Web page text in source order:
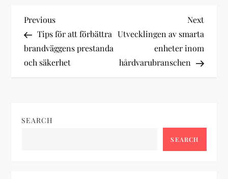
P
o
s
n
Previous
Post
Previous
Tips för att förbättra
brandväggens prestanda
och säkerhet
Next
Post
Next
Utvecklingen av smarta
enheter inom
hårdvarubranschen
SEARCH
SEARCH